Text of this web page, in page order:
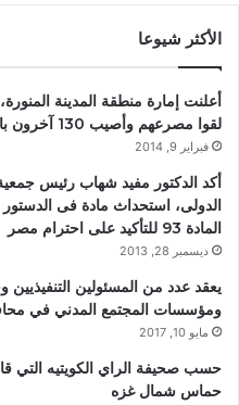
الأكثر شيوعا
لقوا مصرعهم وأصيب 130 آخرون باختناقات إثر
فبراير 9, 2014
أكد الدكتور مفيد شهاب رئيس جمعية
الدولى، استحداث مادة فى
المادة 93 للتأكيد على احترام مصر
ديسمبر 28, 2013
يعقد عدد من المسئولين التنفيذيين
ومؤسسات المجتمع المدني في
مايو 10, 2017
حسب صحيفة الراي الكويتيه التي
حماس شمال غزه